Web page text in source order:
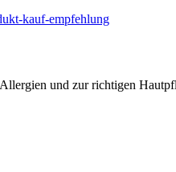
und zur richtigen